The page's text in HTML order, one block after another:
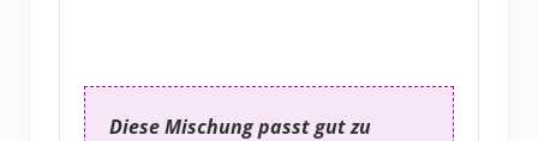
Diese Mischung passt gut zu